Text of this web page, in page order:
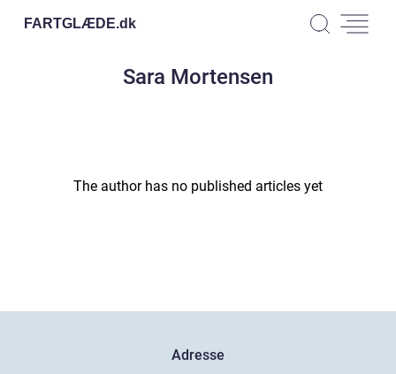
FARTGLÆDE.dk
Sara Mortensen
The author has no published articles yet
Adresse